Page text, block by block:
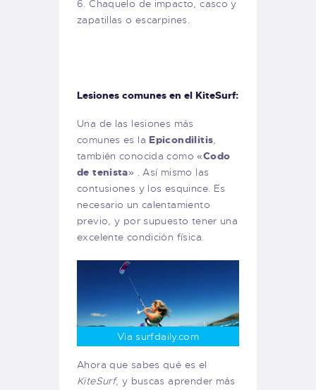
6. Chaquelo de impacto, casco y
zapatillas o escarpines.
Lesiones comunes en el KiteSurf:
Una de las lesiones más
comunes es la Epicondilitis
también conocida como «Codo
de tenista» . Así mismo las
contusiones y los esquince. Es
necesario un calentamiento
previo, y por supuesto tener una
excelente condición física.
Via surfdaily.com
Ahora que sabes qué es el
KiteSurf, y buscas aprender más